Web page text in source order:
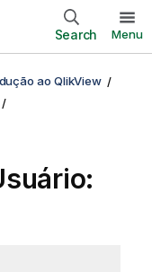
Search Menu
ao QlikView